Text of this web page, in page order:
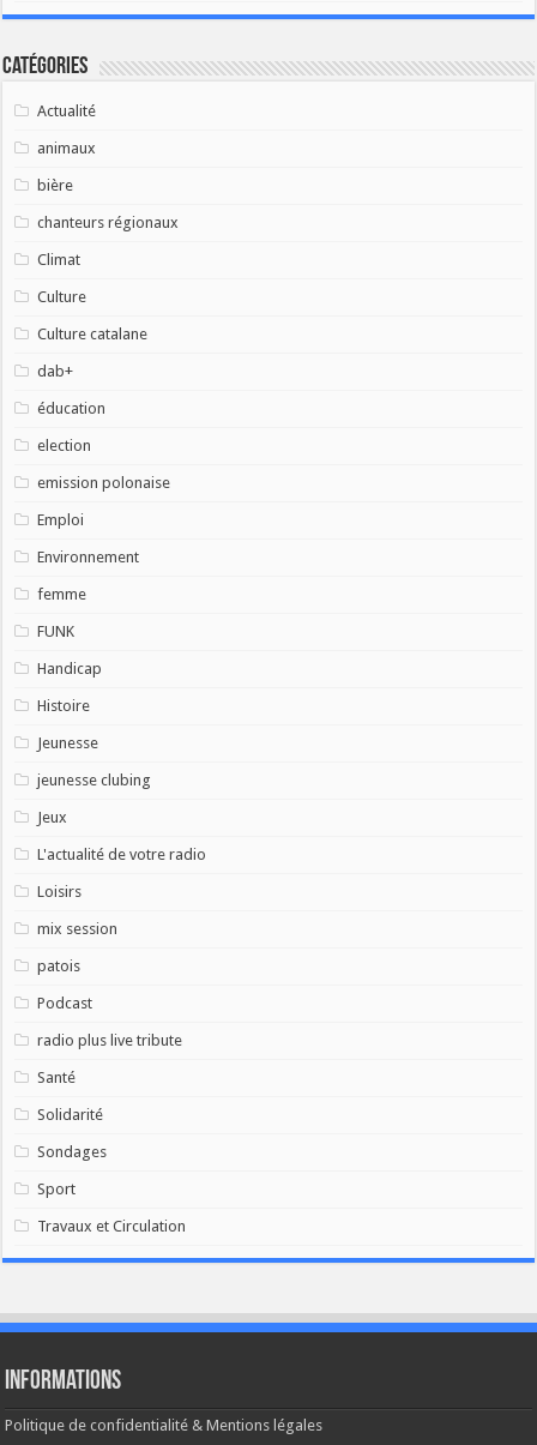
Catégories
Actualité
animaux
bière
chanteurs régionaux
Climat
Culture
Culture catalane
dab+
éducation
election
emission polonaise
Emploi
Environnement
femme
FUNK
Handicap
Histoire
Jeunesse
jeunesse clubing
Jeux
L'actualité de votre radio
Loisirs
mix session
patois
Podcast
radio plus live tribute
Santé
Solidarité
Sondages
Sport
Travaux et Circulation
Informations
Politique de confidentialité & Mentions légales